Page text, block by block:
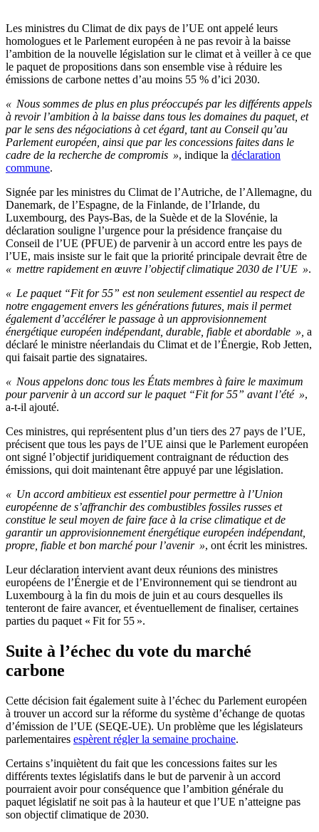
Les ministres du Climat de dix pays de l’UE ont appelé leurs
homologues et le Parlement européen à ne pas revoir à la baisse
l’ambition de la nouvelle législation sur le climat et à veiller à ce que
le paquet de propositions dans son ensemble vise à réduire les
émissions de carbone nettes d’au moins 55 % d’ici 2030.
« Nous sommes de plus en plus préoccupés par les différents appels
à revoir l’ambition à la baisse dans tous les domaines du paquet, et
par le sens des négociations à cet égard, tant au Conseil qu’au
Parlement européen, ainsi que par les concessions faites dans le
cadre de la recherche de compromis », indique la déclaration
commune.
Signée par les ministres du Climat de l’Autriche, de l’Allemagne, du
Danemark, de l’Espagne, de la Finlande, de l’Irlande, du
Luxembourg, des Pays-Bas, de la Suède et de la Slovénie, la
déclaration souligne l’urgence pour la présidence française du
Conseil de l’UE (PFUE) de parvenir à un accord entre les pays de
l’UE, mais insiste sur le fait que la priorité principale devrait être de
« mettre rapidement en œuvre l’objectif climatique 2030 de l’UE ».
« Le paquet “Fit for 55” est non seulement essentiel au respect de
notre engagement envers les générations futures, mais il permet
également d’accélérer le passage à un approvisionnement
énergétique européen indépendant, durable, fiable et abordable », a
déclaré le ministre néerlandais du Climat et de l’Énergie, Rob Jetten,
qui faisait partie des signataires.
« Nous appelons donc tous les États membres à faire le maximum
pour parvenir à un accord sur le paquet “Fit for 55” avant l’été »,
a-t-il ajouté.
Ces ministres, qui représentent plus d’un tiers des 27 pays de l’UE,
précisent que tous les pays de l’UE ainsi que le Parlement européen
ont signé l’objectif juridiquement contraignant de réduction des
émissions, qui doit maintenant être appuyé par une législation.
« Un accord ambitieux est essentiel pour permettre à l’Union
européenne de s’affranchir des combustibles fossiles russes et
constitue le seul moyen de faire face à la crise climatique et de
garantir un approvisionnement énergétique européen indépendant,
propre, fiable et bon marché pour l’avenir », ont écrit les ministres.
Leur déclaration intervient avant deux réunions des ministres
européens de l’Énergie et de l’Environnement qui se tiendront au
Luxembourg à la fin du mois de juin et au cours desquelles ils
tenteront de faire avancer, et éventuellement de finaliser, certaines
parties du paquet « Fit for 55 ».
Suite à l’échec du vote du marché
carbone
Cette décision fait également suite à l’échec du Parlement européen
à trouver un accord sur la réforme du système d’échange de quotas
d’émission de l’UE (SEQE-UE). Un problème que les législateurs
parlementaires espèrent régler la semaine prochaine.
Certains s’inquiètent du fait que les concessions faites sur les
différents textes législatifs dans le but de parvenir à un accord
pourraient avoir pour conséquence que l’ambition générale du
paquet législatif ne soit pas à la hauteur et que l’UE n’atteigne pas
son objectif climatique de 2030.